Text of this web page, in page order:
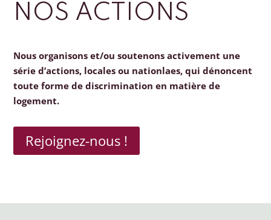
NOS ACTIONS
Nous organisons et/ou soutenons activement une
série d’actions, locales ou nationlaes, qui dénoncent
toute forme de discrimination en matière de
logement.
Rejoignez-nous !